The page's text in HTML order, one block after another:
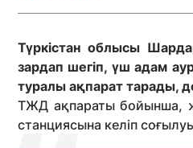
Түркістан облысы
зардап шегіп, үш адам
туралы ақпарат тарады,
ТЖД ақпараты бойынша,
станциясына келіп